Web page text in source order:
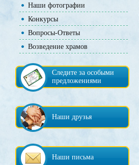
Наши фотографии
Конкурсы
Вопросы-Ответы
Возведение храмов
Следите за особыми
предложениями
Наши друзья
Наши письма